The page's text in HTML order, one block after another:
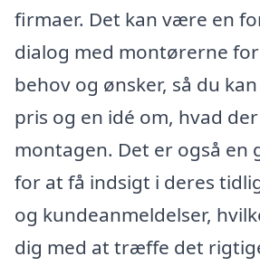
firmaer. Det kan være en
dialog med montørerne
behov og ønsker, så du
pris og en idé om, hvad
montagen. Det er også en
for at få indsigt i deres
og kundeanmeldelser,
dig med at træffe det